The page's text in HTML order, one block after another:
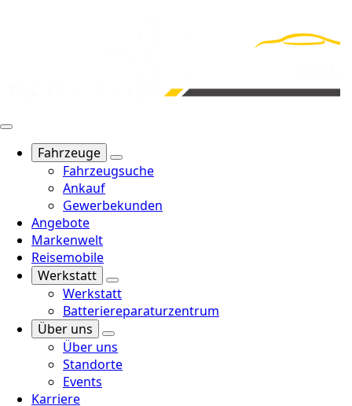
Fahrzeuge
Fahrzeugsuche
Ankauf
Gewerbekunden
Angebote
Markenwelt
Reisemobile
Werkstatt
Werkstatt
Batteriereparaturzentrum
Über uns
Über uns
Standorte
Events
Karriere